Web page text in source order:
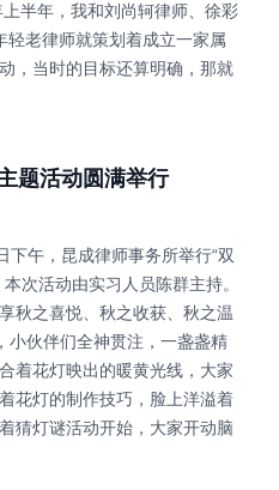
半年，我和刘尚轲律师、徐彩
老律师就策划着成立一家属
，当时的目标还算明确，那就
题活动圆满举行
午，昆成律师事务所举行“双
次活动由实习人员陈群主持。
秋之喜悦、秋之收获、秋之温
小伙伴们全神贯注，一盏盏精
着花灯映出的暖黄光线，大家
花灯的制作技巧，脸上洋溢着
猜灯谜活动开始，大家开动脑